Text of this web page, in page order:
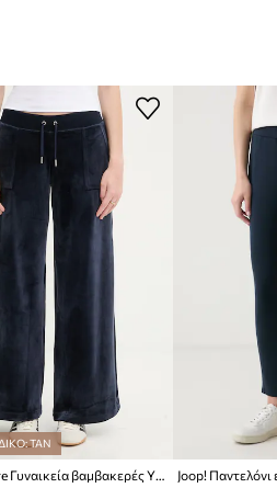
Calvin Klein
TAN
Juicy Couture Γυναικεία βαμβακερές YUKA WIDE LEG